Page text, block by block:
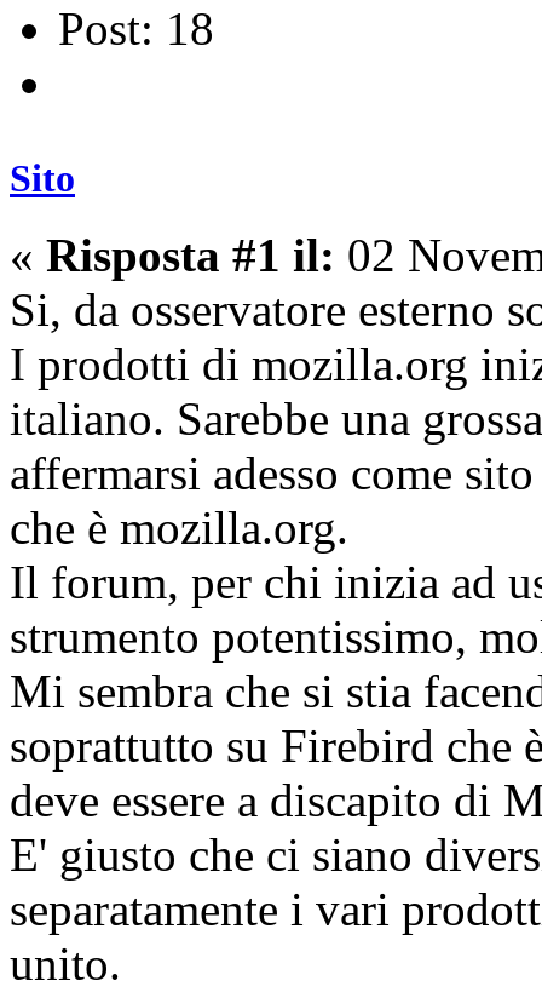
Post: 18
Sito
« Risposta #1 il: 02
Si, da osservatore esterno
I prodotti di mozilla.org
italiano. Sarebbe una
affermarsi adesso come
che è mozilla.org.
Il forum, per chi inizia ad
strumento potentissimo,
Mi sembra che si stia
soprattutto su Firebird che
deve essere a discapito di
E' giusto che ci siano
separatamente i vari
unito.